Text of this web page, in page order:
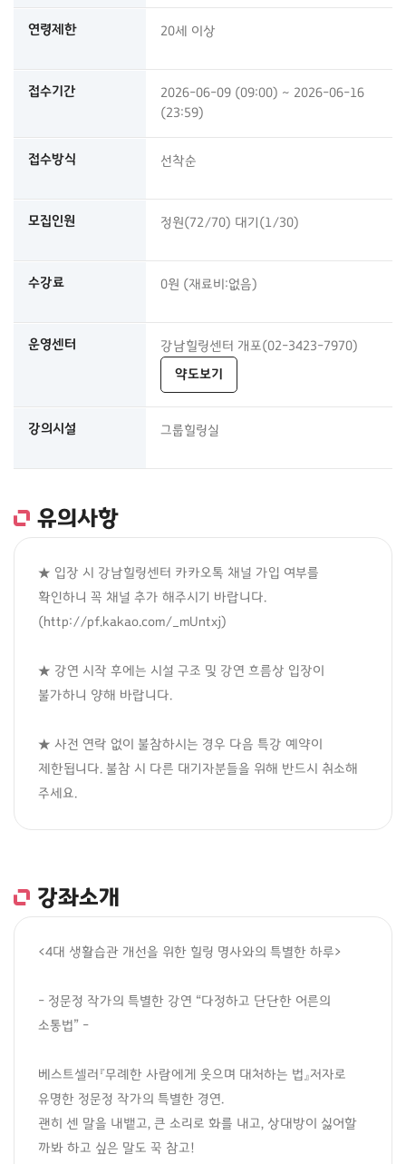
연령제한 20세 이상
접수기간
2026-06-09 (09:00) ~ 2026-06-16
(23:59)
접수방식 선착순
모집인원 정원(72/70) 대기(1/30)
수강료 0원 (재료비:없음)
운영센터 강남힐링센터 개포(02-3423-7970)
약도보기
강의시설 그룹힐링실
유의사항
★ 입장 시 강남힐링센터 카카오톡 채널 가입 여부를
확인하니 꼭 채널 추가 해주시기 바랍니다.
(http://pf.kakao.com/_mUntxj)
★ 강연 시작 후에는 시설 구조 및 강연 흐름상 입장이
불가하니 양해 바랍니다.
★ 사전 연락 없이 불참하시는 경우 다음 특강 예약이
제한됩니다. 불참 시 다른 대기자분들을 위해 반드시 취소해
주세요.
강좌소개
<4대 생활습관 개선을 위한 힐링 명사와의 특별한 하루>
- 정문정 작가의 특별한 강연 “다정하고 단단한 어른의
소통법” -
베스트셀러『무례한 사람에게 웃으며 대처하는 법』저자로
유명한 정문정 작가의 특별한 경연.
괜히 센 말을 내뱉고, 큰 소리로 화를 내고, 상대방이 싫어할
까봐 하고 싶은 말도 꾹 참고!